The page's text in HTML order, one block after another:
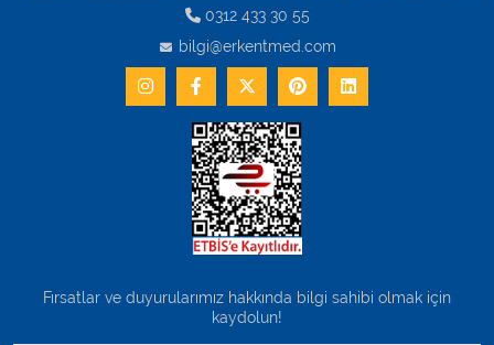
0312 433 30 55
bilgi@erkentmed.com
Fırsatlar ve duyurularımız hakkında bilgi sahibi olmak için
kaydolun!